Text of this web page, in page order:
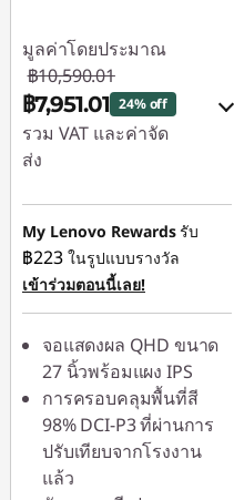
มูลค่าโดยประมาณ
฿10,590.01
฿7,951.01 24% off
รวม VAT และค่าจัด
ส่ง
ประหยัดทันที :-
฿1,059.00
หรือ
การประหยัด
-
฿2,639.00
*Savings cannot be
combined
ใช้ eCoupon :
My Lenovo Rewardsรับ
฿223 ในรูปแบบรางวัล
เข้าร่วมตอนนี้เลย!
จอแสดงผล QHD ขนาด
27 นิ้วพร้อมแผง IPS
การครอบคลุมพื้นที่สี
98% DCI-P3 ที่ผ่านการ
ปรับเทียบจากโรงงาน
แล้ว